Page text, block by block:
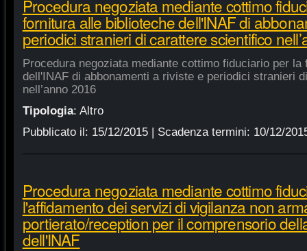
Procedura negoziata mediante cottimo
fornitura alle biblioteche dell'INAF di
periodici stranieri di carattere scientifico
Procedura negoziata mediante cottimo fiduciario per la
dell'INAF di abbonamenti a riviste e periodici stranieri
nell’anno 2016
Tipologia: Altro
Pubblicato il: 15/12/2015| Scadenza termini: 10/12/
Procedura negoziata mediante cottimo
l'affidamento dei servizi di vigilanza non
portierato/reception per il comprensorio
dell'INAF